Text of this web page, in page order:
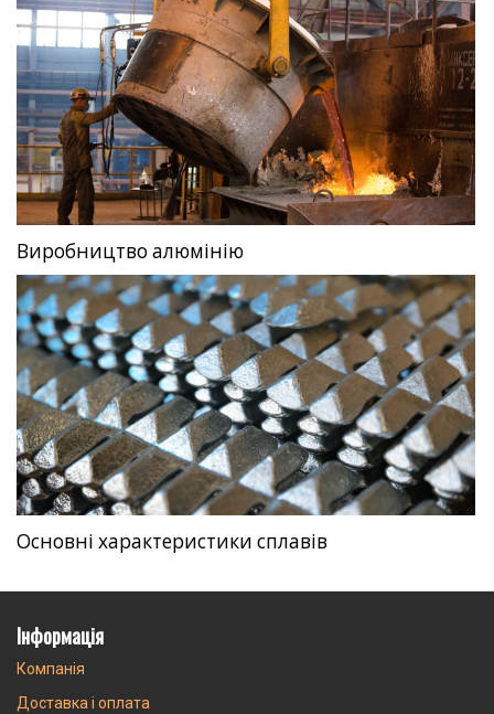
Виробництво алюмінію
Основні характеристики сплавів
Інформація
Компанія
Доставка і оплата